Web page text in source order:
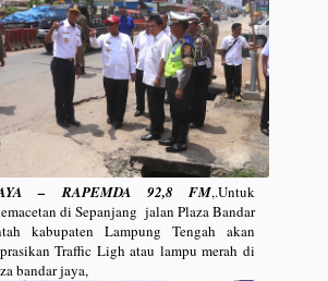
– RAPEMDA 92,8 FM,.Untuk
di Sepanjang jalan Plaza Bandar
kabupaten Lampung Tengah akan
Traffic Ligh atau lampu merah di
bandar jaya,